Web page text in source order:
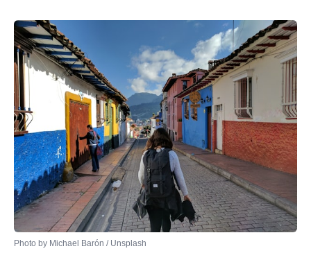
Photo by Michael Barón / Unsplash